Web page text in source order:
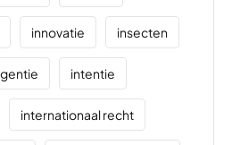
innovatie insecten
intentie
internationaal recht